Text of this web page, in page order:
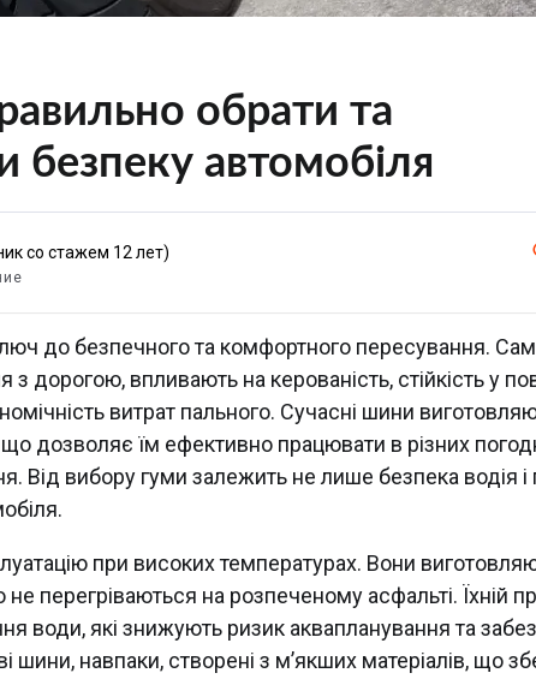
обрати та
безпеку автомобіля
со стажем 12 лет)
до безпечного та комфортного пересування.
з дорогою, впливають на керованість, стійкість у
витрат пального. Сучасні шини
що дозволяє їм ефективно працювати в різних
Від вибору гуми залежить не лише безпека водія і
при високих температурах. Вони
перегріваються на розпеченому асфальті. Їхній
води, які знижують ризик аквапланування та
шини, навпаки, створені з м’якших матеріалів, що